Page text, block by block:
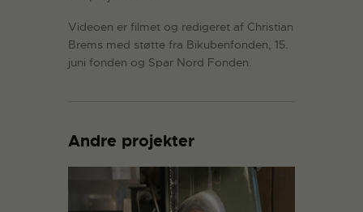
Videoen er filmet og redigeret af Christian
Brems med støtte fra Bikubenfonden, 15.
juni fonden og Spar Nord Fonden.
Andre projekter